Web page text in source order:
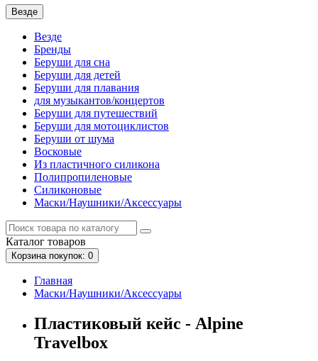
Везде
Везде
Бренды
Беруши для сна
Беруши для детей
Беруши для плавания
для музыкантов/концертов
Беруши для путешествий
Беруши для мотоциклистов
Беруши от шума
Восковые
Из пластичного силикона
Полипропиленовые
Силиконовые
Маски/Наушники/Аксессуары
Каталог товаров
Корзина покупок: 0
Главная
Маски/Наушники/Аксессуары
Пластиковый кейс - Alpine
Travelbox